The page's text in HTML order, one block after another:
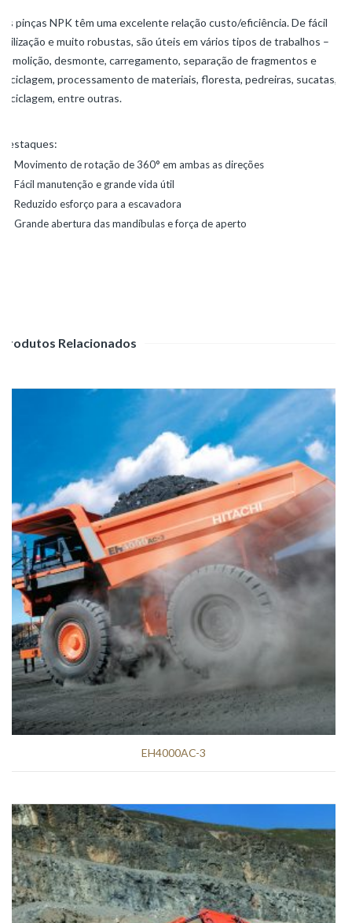
As pinças NPK têm uma excelente relação custo/eficiência. De fácil
utilização e muito robustas, são úteis em vários tipos de trabalhos –
demolição, desmonte, carregamento, separação de fragmentos e
reciclagem, processamento de materiais, floresta, pedreiras, sucatas,
reciclagem, entre outras.
Destaques:
Movimento de rotação de 360° em ambas as direções
Fácil manutenção e grande vida útil
Reduzido esforço para a escavadora
Grande abertura das mandíbulas e força de aperto
Produtos Relacionados
EH4000AC-3